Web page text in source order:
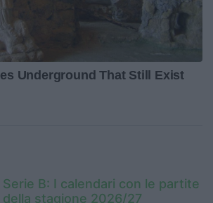
Serie B: I calendari con le partite
della stagione 2026/27